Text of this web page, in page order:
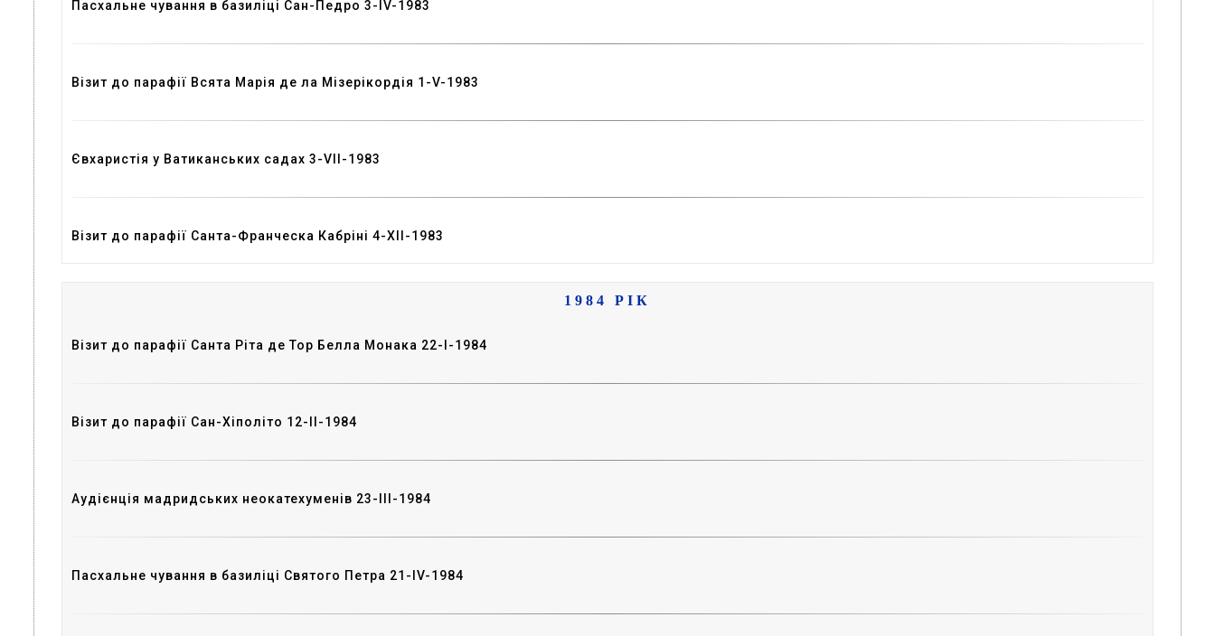
Пасхальне чування в базиліці Сан-Педро 3-IV-1983
Візит до парафії Всята Марія де ла Мізерікордія 1-V-1983
Євхаристія у Ватиканських садах 3-VII-1983
Візит до парафії Санта-Франческа Кабріні 4-XII-1983
1984 РІК
Візит до парафії Санта Ріта де Тор Белла Монака 22-I-1984
Візит до парафії Сан-Хіполіто 12-II-1984
Аудієнція мадридських неокатехуменів 23-III-1984
Пасхальне чування в базиліці Святого Петра 21-IV-1984